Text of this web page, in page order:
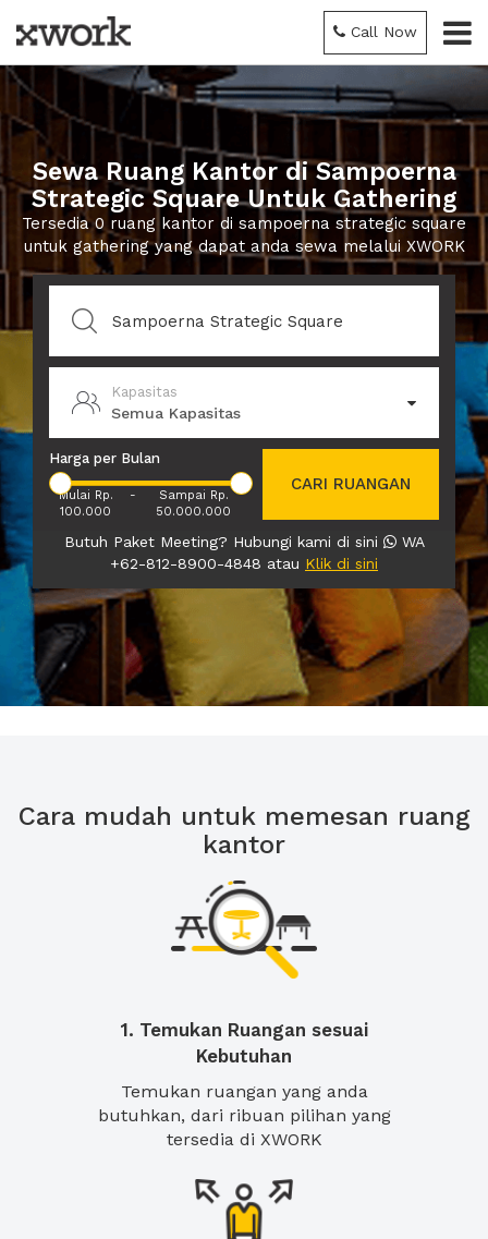
Call Now
Sewa Ruang Kantor di Sampoerna
Strategic Square Untuk Gathering
Tersedia 0 ruang kantor di sampoerna strategic square
untuk gathering yang dapat anda sewa melalui XWORK
Kapasitas
Semua Kapasitas
Harga per Bulan
Mulai Rp.
100.000
-
Sampai Rp.
50.000.000
CARI RUANGAN
Butuh Paket Meeting? Hubungi kami di sini
WA
+62-812-8900-4848 atau Klik di sini
Cara mudah untuk memesan ruang
kantor
1. Temukan Ruangan sesuai
Kebutuhan
Temukan ruangan yang anda
butuhkan, dari ribuan pilihan yang
tersedia di XWORK